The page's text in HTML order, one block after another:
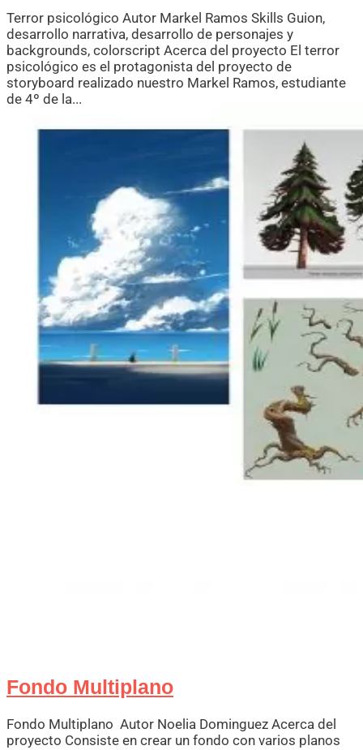
Terror psicológico Autor Markel Ramos Skills Guion,
desarrollo narrativa, desarrollo de personajes y
backgrounds, colorscript Acerca del proyecto El terror
psicológico es el protagonista del proyecto de
storyboard realizado nuestro Markel Ramos, estudiante
de 4º de la...
Fondo Multiplano
Fondo Multiplano Autor Noelia Dominguez Acerca del
proyecto Consiste en crear un fondo con varios planos